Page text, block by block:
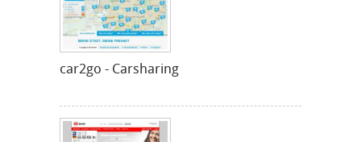
car2go - Carsharing